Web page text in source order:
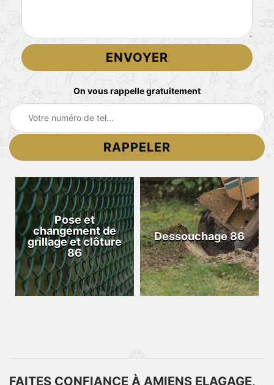
On vous rappelle gratuitement
Pose et
changement de
grillage et clôture
86
Dessouchage 86
FAITES CONFIANCE À AMIENS ELAGAGE,